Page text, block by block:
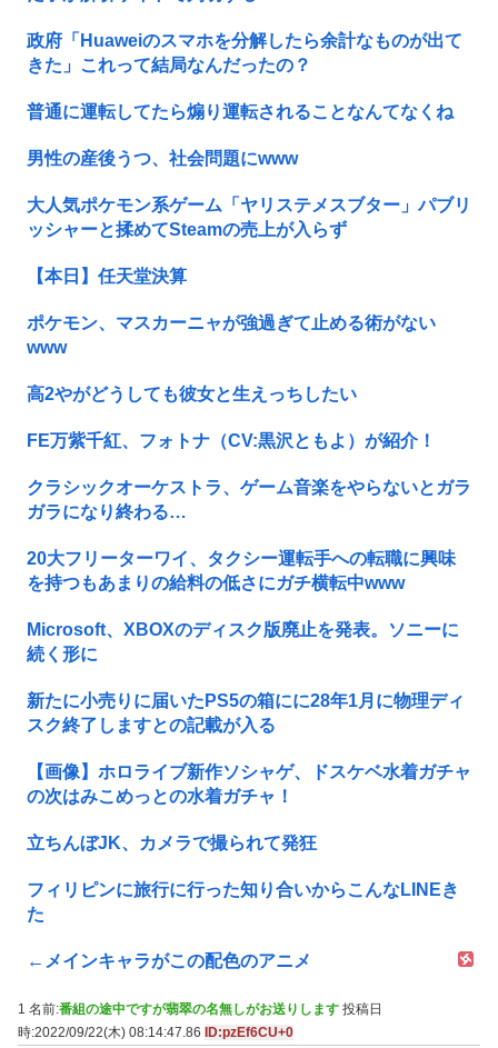
政府「Huaweiのスマホを分解したら余計なものが出て
きた」これって結局なんだったの？
普通に運転してたら煽り運転されることなんてなくね
男性の産後うつ、社会問題にwww
大人気ポケモン系ゲーム「ヤリステメスブター」パブリ
ッシャーと揉めてSteamの売上が入らず
【本日】任天堂決算
ポケモン、マスカーニャが強過ぎて止める術がない
www
高2やがどうしても彼女と生えっちしたい
FE万紫千紅、フォトナ（CV:黒沢ともよ）が紹介！
クラシックオーケストラ、ゲーム音楽をやらないとガラ
ガラになり終わる…
20大フリーターワイ、タクシー運転手への転職に興味
を持つもあまりの給料の低さにガチ横転中www
Microsoft、XBOXのディスク版廃止を発表。ソニーに
続く形に
新たに小売りに届いたPS5の箱にに28年1月に物理ディ
スク終了しますとの記載が入る
【画像】ホロライブ新作ソシャゲ、ドスケベ水着ガチャ
の次はみこめっとの水着ガチャ！
立ちんぼJK、カメラで撮られて発狂
フィリピンに旅行に行った知り合いからこんなLINEき
た
←メインキャラがこの配色のアニメ
1 名前:番組の途中ですが翡翠の名無しがお送りします 投稿日
時:2022/09/22(木) 08:14:47.86
ID:pzEf6CU+0